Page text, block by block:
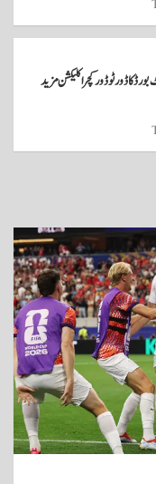
کا ڈور ٹو ڈور کچرا کلیکشن مزید